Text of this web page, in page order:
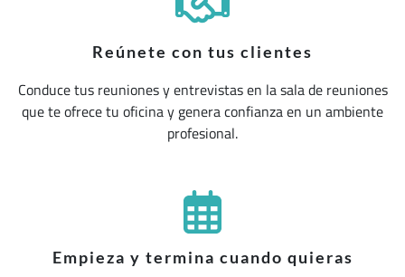
Reúnete con tus clientes
Conduce tus reuniones y entrevistas en la sala de reuniones
que te ofrece tu oficina y genera confianza en un ambiente
profesional.
Empieza y termina cuando quieras